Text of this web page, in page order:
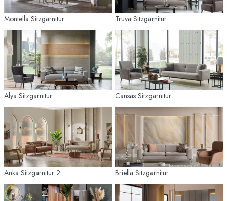
Montella Sitzgarnitur Truva Sitzgarnitur
Alya Sitzgarnitur Cansas Sitzgarnitur
Anka Sitzgarnitur 2 Briella Sitzgarnitur